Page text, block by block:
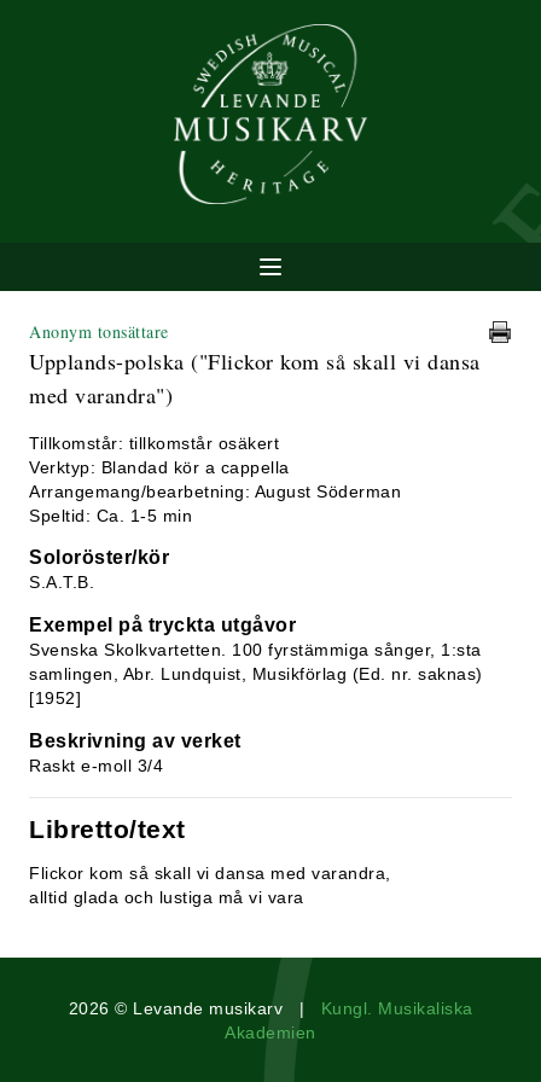
Anonym tonsättare
Upplands-polska ("Flickor kom så skall vi dansa
med varandra")
Tillkomstår: tillkomstår osäkert
Verktyp: Blandad kör a cappella
Arrangemang/bearbetning: August Söderman
Speltid: Ca. 1-5 min
Soloröster/kör
S.A.T.B.
Exempel på tryckta utgåvor
Svenska Skolkvartetten. 100 fyrstämmiga sånger, 1:sta
samlingen, Abr. Lundquist, Musikförlag (Ed. nr. saknas)
[1952]
Beskrivning av verket
Raskt e-moll 3/4
Libretto/text
Flickor kom så skall vi dansa med varandra,
alltid glada och lustiga må vi vara
2026 © Levande musikarv | Kungl. Musikaliska
Akademien